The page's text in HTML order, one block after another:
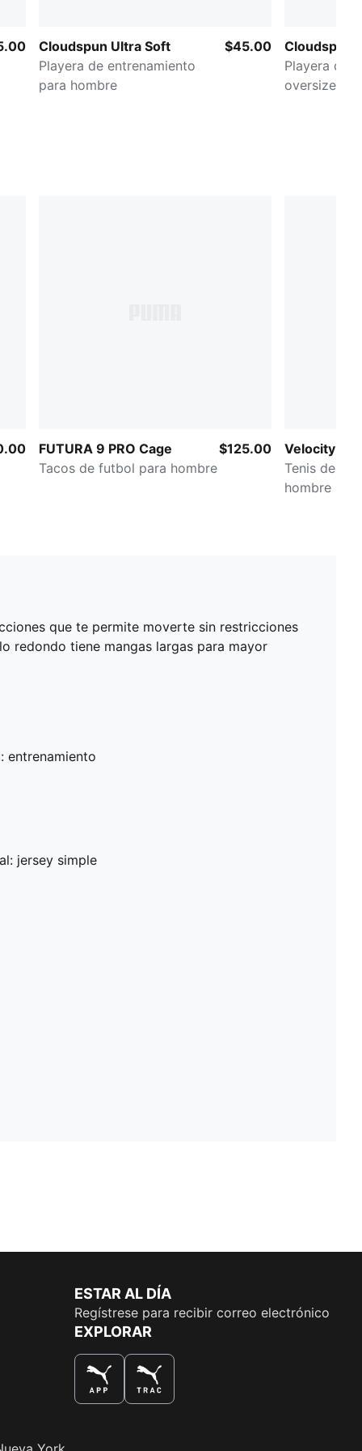
Cloudspun Ultra Soft
Playera de entrenamiento
para hombre
$45.00
Cloudspun
Playera de
oversized
FUTURA 9 PRO Cage
Tacos de futbol para hombre
$125.00
Velocity
Tenis de
hombre
que te permite moverte sin restricciones
redondo tiene mangas largas para mayor
entrenamiento
jersey simple
ESTAR AL DÍA
Regístrese para recibir correo electrónico
EXPLORAR